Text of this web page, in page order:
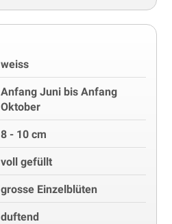
weiss
Anfang Juni bis Anfang
Oktober
8 - 10 cm
voll gefüllt
grosse Einzelblüten
duftend